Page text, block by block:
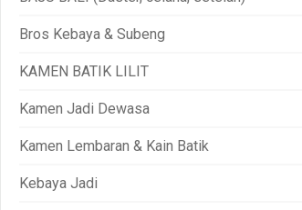
Bros Kebaya & Subeng
KAMEN BATIK LILIT
Kamen Jadi Dewasa
Kamen Lembaran & Kain Batik
Kebaya Jadi